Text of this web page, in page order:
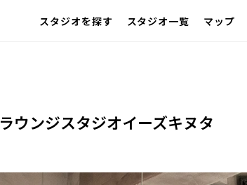
スタジオを探す
LOCATION
カフェやオフィスなどロケシーンも
すべての選択肢からスタジオを探す
スタジオ一覧 マップ
ラウンジスタジオイーズキヌタ